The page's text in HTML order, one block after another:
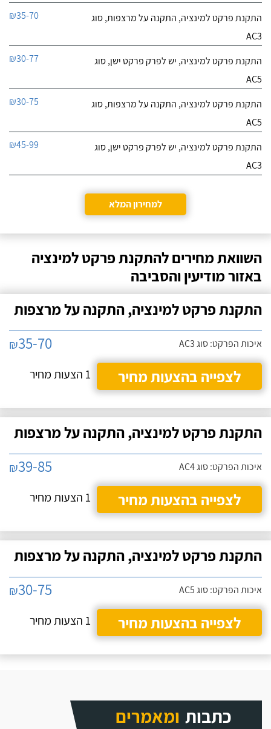
התקנת פרקט למינציה, התקנה על מרצפות, סוג
AC3
₪35-70
התקנת פרקט למינציה, יש לפרק פרקט ישן, סוג
AC5
₪30-77
התקנת פרקט למינציה, התקנה על מרצפות, סוג
AC5
₪30-75
התקנת פרקט למינציה, יש לפרק פרקט ישן, סוג
AC3
₪45-99
למחירון המלא
השוואת מחירים להתקנת פרקט למינציה
באזור מודיעין והסביבה
התקנת פרקט למינציה, התקנה על מרצפות
איכות הפרקט: סוג AC3 ₪35-70
לצפייה בהצעות מחיר
1 הצעות מחיר
התקנת פרקט למינציה, התקנה על מרצפות
איכות הפרקט: סוג AC4 ₪39-85
לצפייה בהצעות מחיר
1 הצעות מחיר
התקנת פרקט למינציה, התקנה על מרצפות
איכות הפרקט: סוג AC5 ₪30-75
לצפייה בהצעות מחיר
1 הצעות מחיר
כתבות ומאמרים